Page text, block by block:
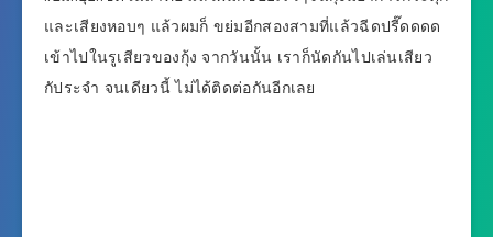
และเสียงหอบๆ แล้วผมก็ ขย่มอีกสองสามที่แล้วฉีดปรี๊ดดดด
เข้าไปในรูเสียวของกุ้ง จากวันนั้น เราก็นัดกันไปเล่นเสียว
กัประจำ จนเดียวนี้ ไม่ได้ติดต่อกันอีกเลย